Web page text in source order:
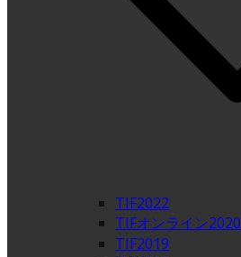
TIF2022
TIFオンライン2020
TIF2019